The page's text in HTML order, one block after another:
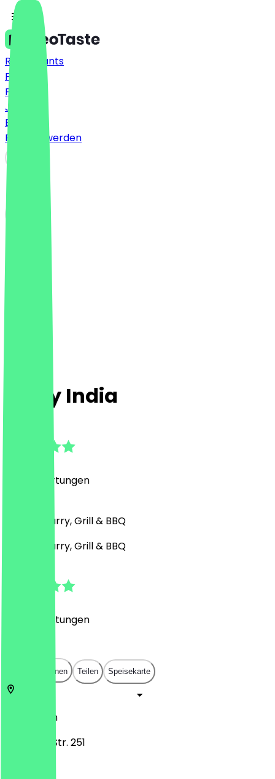
Restaurants
Preise
FAQ
Jobs
Blog
Partner werden
Tasty India
Bewertungen
Indisch, Curry, Grill & BBQ
Indisch, Curry, Grill & BBQ
Bewertungen
In App öffnen Teilen Speisekarte
Köln
Zülpicher Str. 251